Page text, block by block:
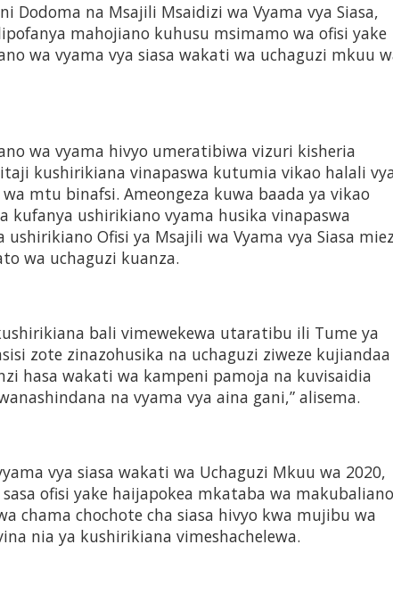
Dodoma na Msajili Msaidizi wa Vyama vya Siasa,
mahojiano kuhusu msimamo wa ofisi yake
wa vyama vya siasa wakati wa uchaguzi mkuu
wa vyama hivyo umeratibiwa vizuri kisheria
kushirikiana vinapaswa kutumia vikao halali
mtu binafsi. Ameongeza kuwa baada ya vikao
kufanya ushirikiano vyama husika vinapaswa
Ofisi ya Msajili wa Vyama vya Siasa
wa uchaguzi kuanza.
bali vimewekewa utaratibu ili Tume ya
zote zinazohusika na uchaguzi ziweze kujiandaa
hasa wakati wa kampeni pamoja na kuvisaidia
na vyama vya aina gani,” alisema.
vya siasa wakati wa Uchaguzi Mkuu wa 2020,
ofisi yake haijapokea mkataba wa makubaliano
chama chochote cha siasa hivyo kwa mujibu wa
nia ya kushirikiana vimeshachelewa.